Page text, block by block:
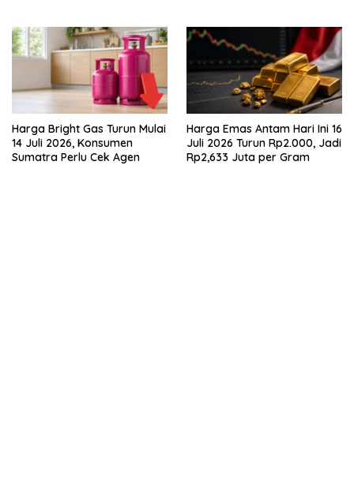
Harga Bright Gas Turun Mulai
14 Juli 2026, Konsumen
Sumatra Perlu Cek Agen
Harga Emas Antam Hari Ini 16
Juli 2026 Turun Rp2.000, Jadi
Rp2,633 Juta per Gram